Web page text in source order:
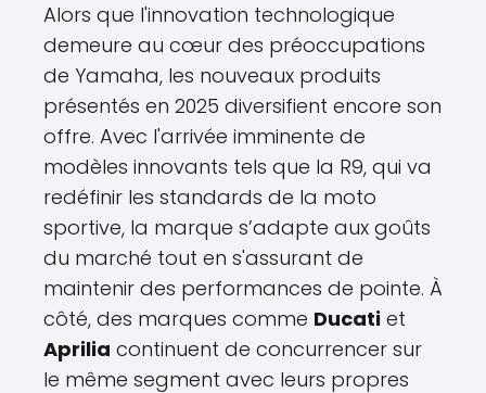
Alors que l'innovation technologique
demeure au cœur des préoccupations
de Yamaha, les nouveaux produits
présentés en 2025 diversifient encore son
offre. Avec l'arrivée imminente de
modèles innovants tels que la R9, qui va
redéfinir les standards de la moto
sportive, la marque s’adapte aux goûts
du marché tout en s'assurant de
maintenir des performances de pointe. À
côté, des marques comme Ducati et
Aprilia continuent de concurrencer sur
le même segment avec leurs propres